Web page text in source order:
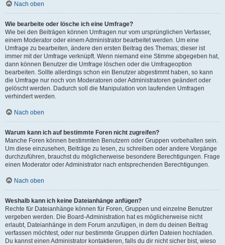
Nach oben
Wie bearbeite oder lösche ich eine Umfrage?
Wie bei den Beiträgen können Umfragen nur vom ursprünglichen Verfasser,
einem Moderator oder einem Administrator bearbeitet werden. Um eine
Umfrage zu bearbeiten, ändere den ersten Beitrag des Themas; dieser ist
immer mit der Umfrage verknüpft. Wenn niemand eine Stimme abgegeben hat,
dann können Benutzer die Umfrage löschen oder die Umfrageoption
bearbeiten. Sollte allerdings schon ein Benutzer abgestimmt haben, so kann
die Umfrage nur noch von Moderatoren oder Administratoren geändert oder
gelöscht werden. Dadurch soll die Manipulation von laufenden Umfragen
verhindert werden.
Nach oben
Warum kann ich auf bestimmte Foren nicht zugreifen?
Manche Foren können bestimmten Benutzern oder Gruppen vorbehalten sein.
Um diese einzusehen, Beiträge zu lesen, zu schreiben oder andere Vorgänge
durchzuführen, brauchst du möglicherweise besondere Berechtigungen. Frage
einen Moderator oder Administrator nach entsprechenden Berechtigungen.
Nach oben
Weshalb kann ich keine Dateianhänge anfügen?
Rechte für Dateianhänge können für Foren, Gruppen und einzelne Benutzer
vergeben werden. Die Board-Administration hat es möglicherweise nicht
erlaubt, Dateianhänge in dem Forum anzufügen, in dem du deinen Beitrag
verfassen möchtest, oder nur bestimmte Gruppen dürfen Dateien hochladen.
Du kannst einen Administrator kontaktieren, falls du dir nicht sicher bist, wieso